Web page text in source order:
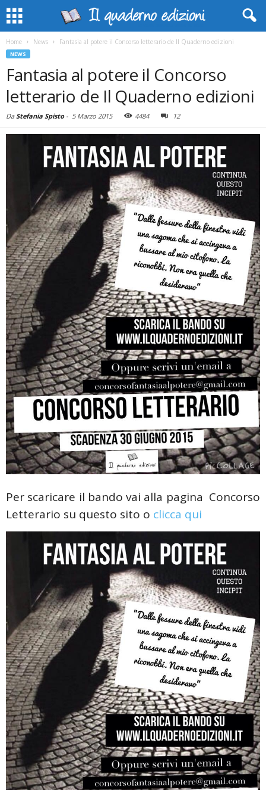
Home News Fantasia al potere il Concorso letterario de Il Quaderno edizioni
NEWS
Fantasia al potere il Concorso
letterario de Il Quaderno edizioni
DaStefania Spisto- 5 Marzo 2015 4484 12
Per scaricare il bando vai alla pagina Concorso
Letterario su questo sito o clicca qui